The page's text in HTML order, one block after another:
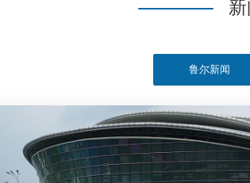
鲁尔新闻